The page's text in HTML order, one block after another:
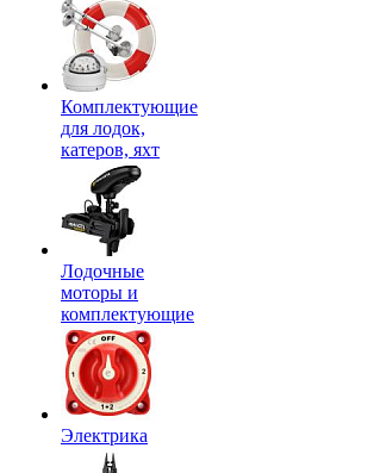
Комплектующие
для лодок,
катеров, яхт
Лодочные
моторы и
комплектующие
Электрика